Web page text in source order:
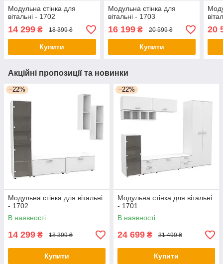
Модульна стінка для
вітальні - 1702
14 299 ₴ 18 399 ₴
Купити
Модульна стінка для
вітальні - 1703
16 199₴ 20 599 ₴
Купити
20
Акційні пропозиції та новинки
–22%
Модульна стінка для вітальні
- 1702
В наявності
14 299 ₴ 18 399 ₴
Купити
–22%
Модульна стінка для вітальні
- 1701
В наявності
24 699 ₴ 31 499 ₴
Купити